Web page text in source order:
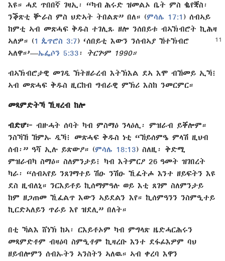
እዩ። ሓደ ጥበበኛ ገዛኢ፡ “ካብ ሕሩድ ዝመልኦ ቤት ምስ ቈየቛስ፡
ንቕጽቲ ቝራስ ምስ ህድኣት ትበልጽ” በለ። (ምሳሌ 17:1 ) ሰብኣይ
ከምቲ ኣብ መጽሓፍ ቅዱስ ተገሊጹ ዘሎ ንሰበይቱ ብኣኽብሮት ኪሕዛ
ኣለዎ። (1 ጴጥሮስ 3:7) ‘ሰበይቲ እውን ንሰብኣያ ኸተኽብሮ
ኣለዋ።’​—ኤፌሶን 5:33፡ ትርጕም 1990።
ብኣኽብሮታዊ መገዲ ኽትዘራረብ እትኽእል ደኣ እሞ ብኸመይ ኢኻ፧
ኣብ መጽሓፍ ቅዱስ ዚርከብ ግብራዊ ምኽሪ እስከ ንመርምር።
መጻምድትኻ ኺዛረብ ከሎ
ብድሆ፦ ብዙሓት ሰባት ካብ ምስማዕ ንላዕሊ፡ ምዝራብ ይቐሎም።
ንስኻኸ ኸምኡ ዲኻ፧ መጽሓፍ ቅዱስ ነቲ “ኸይሰምዔ ምላሽ ዚህብ
ሰብ፡” ዓሻ ኢሉ ይጽውዖ። (ምሳሌ 18:13) ስለዚ፡ ቅድሚ
ምዝራብካ ስማዕ። ስለምንታይ፧ ካብ እትምርዖ 26 ዓመት ዝገበረት
ካራ፡ “ሰብኣየይ ንጸገማተይ ሽዑ ንሽዑ ኺፈትሖ እንተ ዘይፍትን እዩ
ደስ ዚብለኒ። ንርእይቶይ ኪሰማምዓሉ ወይ እቲ ጸገም ስለምንታይ
ከም ዘጋጠመ ኺፈልጥ እውን ኣይደልን እየ። ኪሰምዓንን ንስምዒተይ
ኪርድኣለይን ጥራይ እየ ዝደሊ” በለት።
በቲ ኻልእ ሸነኽ ከኣ፡ ርእይቶኦም ካብ ምግላጽ ዜድሓርሕሩን
መጻምድቶም ብዛዕባ ስምዒቶም ኪዛረቡ እንተ ደፋፊእዎም ባህ
ዘይብሎምን ሰብኡትን ኣንስትን ኣለዉ። ኣብ ቀረባ እዋን